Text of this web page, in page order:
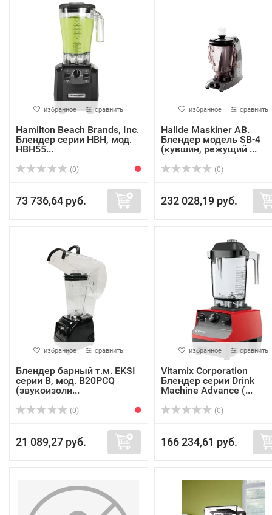
избранное сравнить
Hamilton Beach Brands, Inc.
Блендер серии HBH, мод.
HBH55...
(0)
73 736,64 руб.
избранное сравнить
Hallde Maskiner AB.
Блендер модель SB-4
(кувшин, режущий ...
(0)
232 028,19 руб.
избранное сравнить
Блендер барный т.м. EKSI
серии B, мод. B20PСQ
(звукоизоли...
(0)
21 089,27 руб.
избранное сравнить
Vitamix Corporation
Блендер серии Drink
Machine Advance (...
(0)
166 234,61 руб.